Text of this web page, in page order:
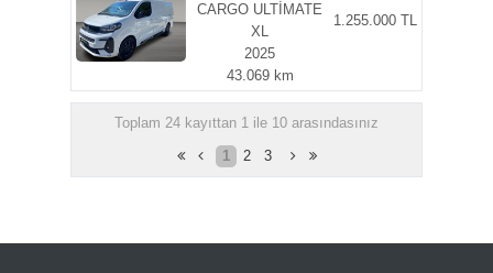
CARGO ULTİMATE
XL
2025
43.069 km
1.255.000 TL
Toplam 24 kayıttan 1 ile 10 arasındasınız
1
2 3